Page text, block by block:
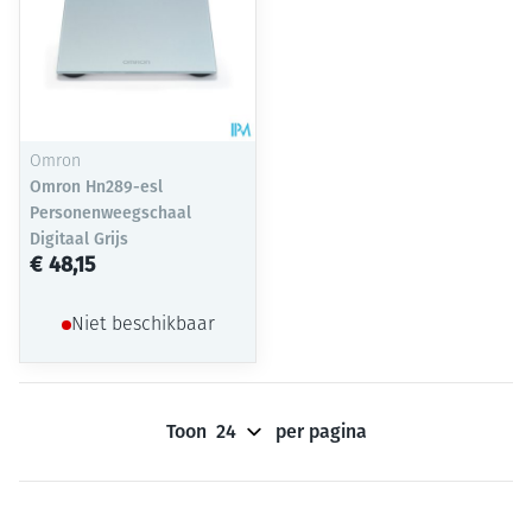
Omron
Omron Hn289-esl
Personenweegschaal
Digitaal Grijs
€ 48,15
Niet beschikbaar
Toon per pagina